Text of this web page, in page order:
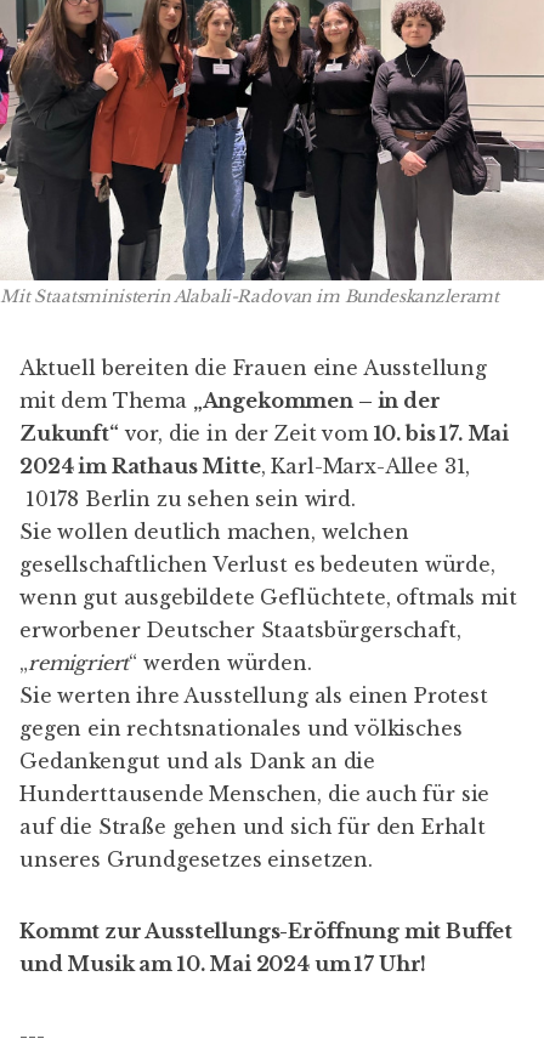
Mit Staatsministerin Alabali-Radovan im Bundeskanzleramt
Aktuell bereiten die Frauen eine Ausstellung
mit dem Thema „Angekommen – in der
Zukunft“ vor, die in der Zeit vom 10. bis 17. Mai
2024 im Rathaus Mitte, Karl-Marx-Allee 31,
10178 Berlin zu sehen sein wird.
Sie wollen deutlich machen, welchen
gesellschaftlichen Verlust es bedeuten würde,
wenn gut ausgebildete Geflüchtete, oftmals mit
erworbener Deutscher Staatsbürgerschaft,
„remigriert“ werden würden.
Sie werten ihre Ausstellung als einen Protest
gegen ein rechtsnationales und völkisches
Gedankengut und als Dank an die
Hunderttausende Menschen, die auch für sie
auf die Straße gehen und sich für den Erhalt
unseres Grundgesetzes einsetzen.
Kommt zur Ausstellungs-Eröffnung mit Buffet
und Musik am 10. Mai 2024 um 17 Uhr!
---